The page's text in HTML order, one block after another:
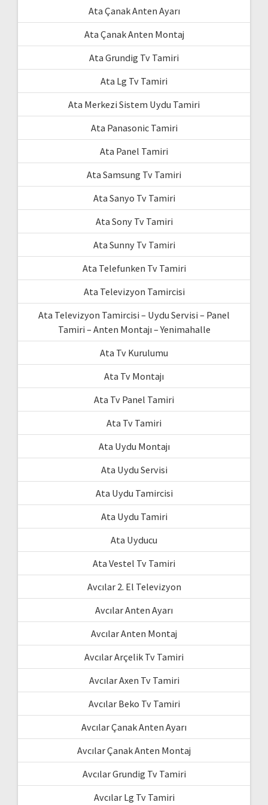
Ata Çanak Anten Ayarı
Ata Çanak Anten Montaj
Ata Grundig Tv Tamiri
Ata Lg Tv Tamiri
Ata Merkezi Sistem Uydu Tamiri
Ata Panasonic Tamiri
Ata Panel Tamiri
Ata Samsung Tv Tamiri
Ata Sanyo Tv Tamiri
Ata Sony Tv Tamiri
Ata Sunny Tv Tamiri
Ata Telefunken Tv Tamiri
Ata Televizyon Tamircisi
Ata Televizyon Tamircisi – Uydu Servisi – Panel
Tamiri – Anten Montajı – Yenimahalle
Ata Tv Kurulumu
Ata Tv Montajı
Ata Tv Panel Tamiri
Ata Tv Tamiri
Ata Uydu Montajı
Ata Uydu Servisi
Ata Uydu Tamircisi
Ata Uydu Tamiri
Ata Uyducu
Ata Vestel Tv Tamiri
Avcılar 2. El Televizyon
Avcılar Anten Ayarı
Avcılar Anten Montaj
Avcılar Arçelik Tv Tamiri
Avcılar Axen Tv Tamiri
Avcılar Beko Tv Tamiri
Avcılar Çanak Anten Ayarı
Avcılar Çanak Anten Montaj
Avcılar Grundig Tv Tamiri
Avcılar Lg Tv Tamiri